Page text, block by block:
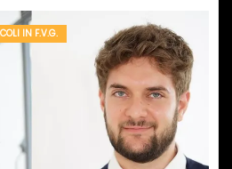
IN F.V.G.